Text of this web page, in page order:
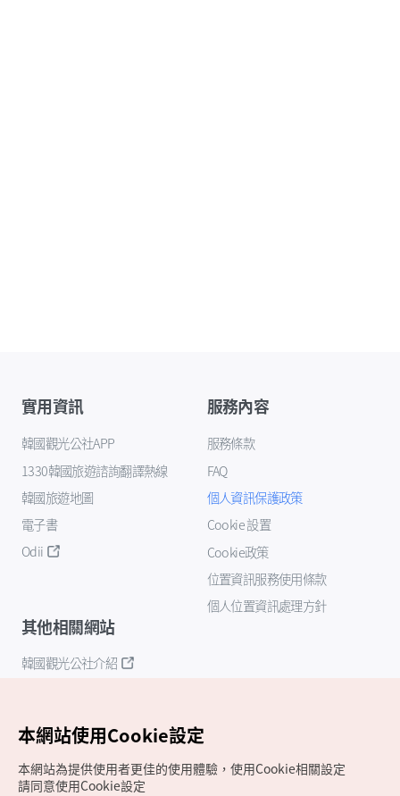
實用資訊
韓國觀光公社APP
1330韓國旅遊諮詢翻譯熱線
韓國旅遊地圖
電子書
Odii
服務內容
服務條款
FAQ
個人資訊保護政策
Cookie 設置
Cookie政策
位置資訊服務使用條款
個人位置資訊處理方針
其他相關網站
韓國觀光公社介紹
本網站使用Cookie設定
本網站為提供使用者更佳的使用體驗，使用Cookie相關設定
請同意使用Cookie設定